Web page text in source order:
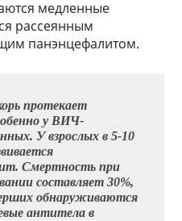
медленные
рассеянным
панэнцефалитом.
протекает
у ВИЧ-
У взрослых в 5-10
Смертность при
составляет 30%,
обнаруживаются
антитела в